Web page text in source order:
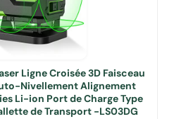
Ligne Croisée 3D Faisceau
Nivellement Alignement
Li-ion Port de Charge Type
de Transport -LS03DG